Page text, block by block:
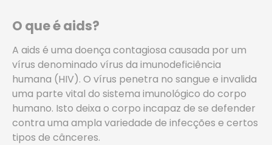
O que é aids?
A aids é uma doença contagiosa causada por um
vírus denominado vírus da imunodeficiência
humana (HIV). O vírus penetra no sangue e invalida
uma parte vital do sistema imunológico do corpo
humano. Isto deixa o corpo incapaz de se defender
contra uma ampla variedade de infecções e certos
tipos de cânceres.